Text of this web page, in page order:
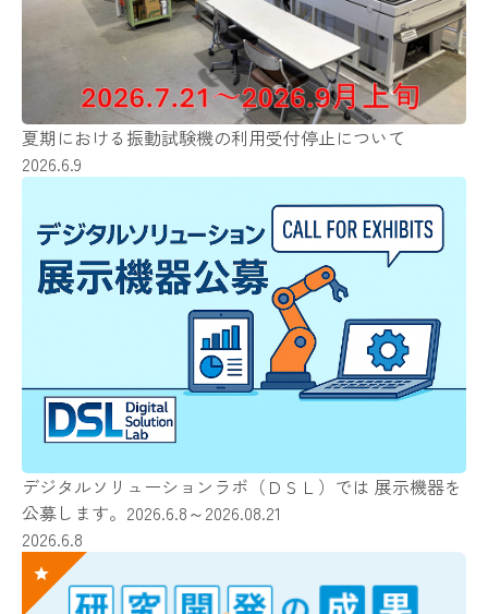
夏期における振動試験機の利用受付停止について
2026.6.9
デジタルソリューションラボ（ＤＳＬ）では 展示機器を
公募します。2026.6.8～2026.08.21
2026.6.8